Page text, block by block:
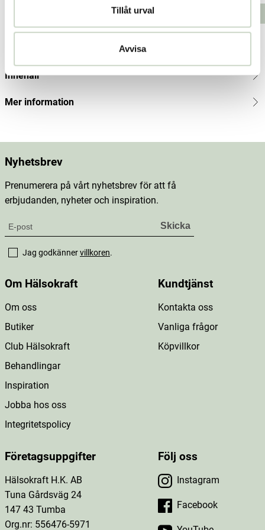
Tillåt urval
Avvisa
Lägg i varukorgen
Innehåll
Mer information
Nyhetsbrev
Prenumerera på vårt nyhetsbrev för att få
erbjudanden, nyheter och inspiration.
Jag godkännervillkoren.
Om Hälsokraft
Om oss
Butiker
Club Hälsokraft
Behandlingar
Inspiration
Jobba hos oss
Integritetspolicy
Kundtjänst
Kontakta oss
Vanliga frågor
Köpvillkor
Företagsuppgifter
Hälsokraft H.K. AB
Tuna Gårdsväg 24
147 43 Tumba
Org.nr: 556476-5971
Följ oss
Instagram
Facebook